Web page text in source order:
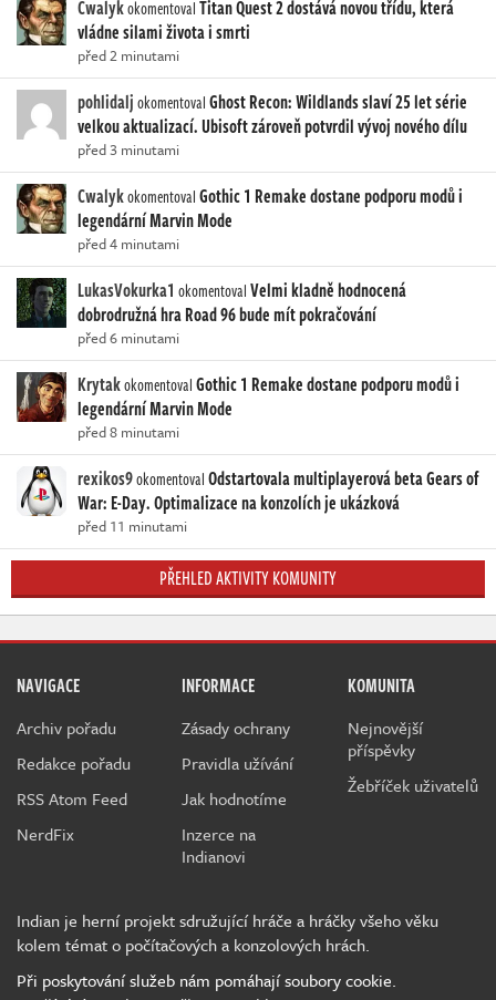
CwalykokomentovalTitan Quest 2 dostává novou třídu, která
vládne silami života i smrti
před 2 minutami
pohlidaljokomentovalGhost Recon: Wildlands slaví 25 let série
velkou aktualizací. Ubisoft zároveň potvrdil vývoj nového dílu
před 3 minutami
CwalykokomentovalGothic 1 Remake dostane podporu modů i
legendární Marvin Mode
před 4 minutami
LukasVokurka1 okomentovalVelmi kladně hodnocená
dobrodružná hra Road 96 bude mít pokračování
před 6 minutami
KrytakokomentovalGothic 1 Remake dostane podporu modů i
legendární Marvin Mode
před 8 minutami
rexikos9okomentovalOdstartovala multiplayerová beta Gears of
War: E-Day. Optimalizace na konzolích je ukázková
před 11 minutami
PŘEHLED AKTIVITY KOMUNITY
NAVIGACE
Archiv pořadu
Redakce pořadu
RSS Atom Feed
NerdFix
INFORMACE
Zásady ochrany
Pravidla užívání
Jak hodnotíme
Inzerce na
Indianovi
KOMUNITA
Nejnovější
příspěvky
Žebříček uživatelů
Indian je herní projekt sdružující hráče a hráčky všeho věku
kolem témat o počítačových a konzolových hrách.
Při poskytování služeb nám pomáhají soubory cookie.